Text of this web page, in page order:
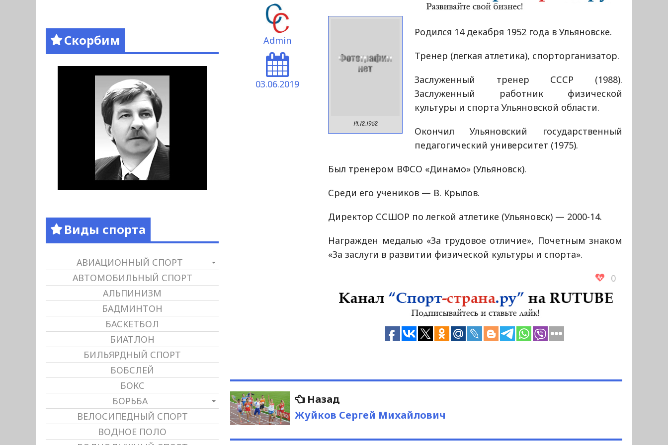
Admin
03.06.2019
14.12.1952
Родился 14 декабря 1952 года в Ульяновске.
Тренер (легкая атлетика), спорторганизатор.
Заслуженный тренер СССР (1988).
Заслуженный работник физической
культуры и спорта Ульяновской области.
Окончил Ульяновский государственный
педагогический университет (1975).
Был тренером ВФСО «Динамо» (Ульяновск).
Среди его учеников — В. Крылов.
Директор ССШОР по легкой атлетике (Ульяновск) — 2000-14.
Награжден медалью «За трудовое отличие», Почетным знаком
«За заслуги в развитии физической культуры и спорта».
0
Навигация
по
Назад
запись:
Жуйков Сергей Михайлович
Скорбим
Виды спорта
АВИАЦИОННЫЙ СПОРТ
АВТОМОБИЛЬНЫЙ СПОРТ
АЛЬПИНИЗМ
БАДМИНТОН
БАСКЕТБОЛ
БИАТЛОН
БИЛЬЯРДНЫЙ СПОРТ
БОБСЛЕЙ
БОКС
БОРЬБА
ВЕЛОСИПЕДНЫЙ СПОРТ
ВОДНОЕ ПОЛО